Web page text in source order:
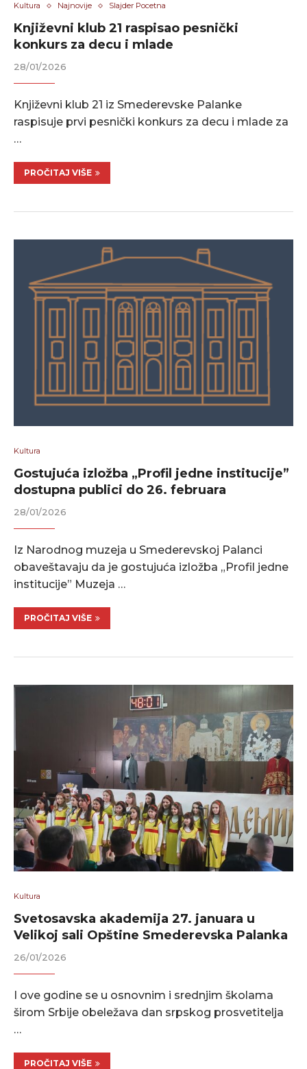
Kultura Najnovije Slajder Pocetna
Književni klub 21 raspisao pesnički
konkurs za decu i mlade
28/01/2026
Književni klub 21 iz Smederevske Palanke
raspisuje prvi pesnički konkurs za decu i mlade za
…
PROČITAJ VIŠE
Kultura
Gostujuća izložba „Profil jedne institucije”
dostupna publici do 26. februara
28/01/2026
Iz Narodnog muzeja u Smederevskoj Palanci
obaveštavaju da je gostujuća izložba „Profil jedne
institucije” Muzeja …
PROČITAJ VIŠE
Kultura
Svetosavska akademija 27. januara u
Velikoj sali Opštine Smederevska Palanka
26/01/2026
I ove godine se u osnovnim i srednjim školama
širom Srbije obeležava dan srpskog prosvetitelja
…
PROČITAJ VIŠE